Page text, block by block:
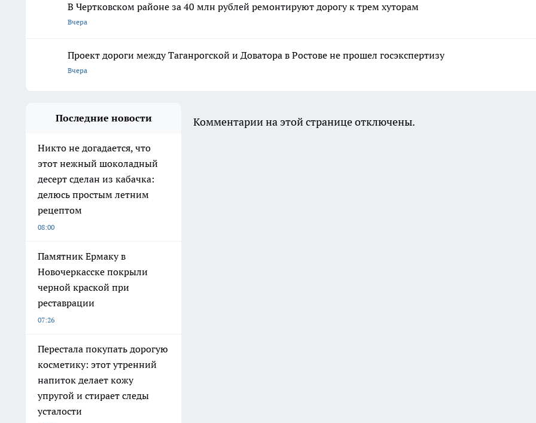
В Чертковском районе за 40 млн рублей ремонтируют дорогу к трем хуторам
Вчера
Проект дороги между Таганрогской и Доватора в Ростове не прошел госэкспертизу
Вчера
Последние новости
Никто не догадается, что
этот нежный шоколадный
десерт сделан из кабачка:
делюсь простым летним
рецептом
08:00
Памятник Ермаку в
Новочеркасске покрыли
черной краской при
реставрации
07:26
Перестала покупать дорогую
косметику: этот утренний
напиток делает кожу
упругой и стирает следы
усталости
Комментарии на этой странице отключены.